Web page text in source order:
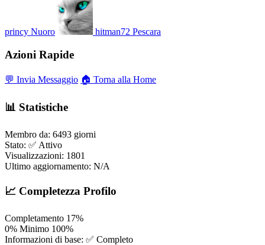
princy Nuoro hitman72 Pescara
Azioni Rapide
💬 Invia Messaggio 🏠 Torna alla Home
📊 Statistiche
Membro da: 6493 giorni
Stato: ✅ Attivo
Visualizzazioni: 1801
Ultimo aggiornamento: N/A
📈 Completezza Profilo
Completamento 17%
0% Minimo 100%
Informazioni di base: ✅ Completo